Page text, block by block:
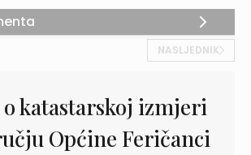
NASLJEDNIK
katastarskoj izmjeri
Općine Feričanci